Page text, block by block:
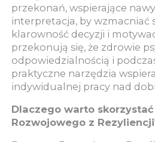
przekonań, wspierające
interpretacja, by wzmacniać
klarowność decyzji i
przekonują się, że zdrowie
odpowiedzialnością i
praktyczne narzędzia
indywidualnej pracy nad
Dlaczego warto
Rozwojowego z